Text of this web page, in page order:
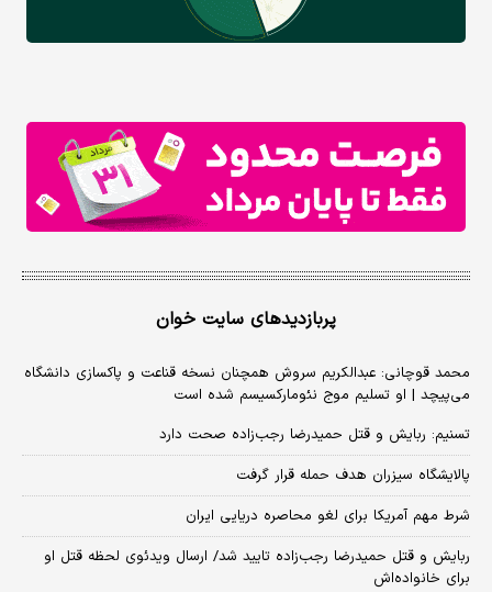
پربازدیدهای سایت خوان
محمد قوچانی: عبدالکریم سروش همچنان نسخه قناعت و پاکسازی دانشگاه
می‌پیچد | او تسلیم موج نئومارکسیسم شده است
تسنیم: ربایش و قتل حمیدرضا رجب‌زاده صحت دارد
پالایشگاه سیزران هدف حمله قرار گرفت
شرط مهم آمریکا برای لغو محاصره دریایی ایران
ربایش و قتل حمیدرضا رجب‌زاده تایید شد/ ارسال ویدئوی لحظه قتل او
برای خانواده‌اش